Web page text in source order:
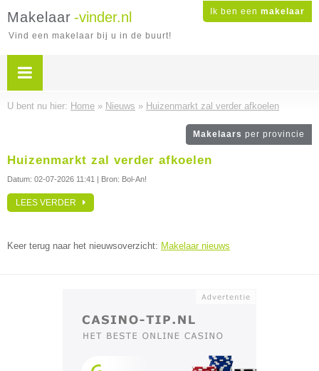
Ik ben een makelaar
Makelaar -vinder.nl
Vind een makelaar bij u in de buurt!
U bent nu hier: Home » Nieuws » Huizenmarkt zal verder afkoelen
Makelaars per provincie
Huizenmarkt zal verder afkoelen
Datum: 02-07-2026 11:41 | Bron: Bol-An!
LEES VERDER
Keer terug naar het nieuwsoverzicht: Makelaar nieuws